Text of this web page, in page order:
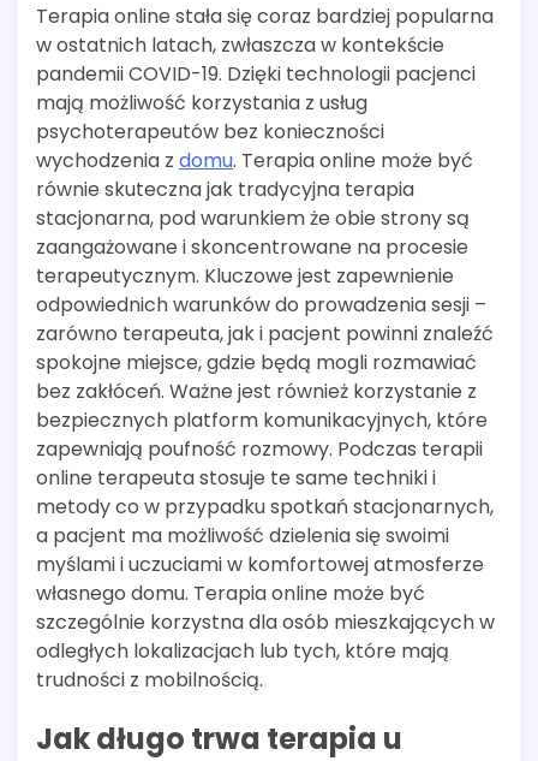
Terapia online stała się coraz bardziej popularna
w ostatnich latach, zwłaszcza w kontekście
pandemii COVID-19. Dzięki technologii pacjenci
mają możliwość korzystania z usług
psychoterapeutów bez konieczności
wychodzenia z domu. Terapia online może być
równie skuteczna jak tradycyjna terapia
stacjonarna, pod warunkiem że obie strony są
zaangażowane i skoncentrowane na procesie
terapeutycznym. Kluczowe jest zapewnienie
odpowiednich warunków do prowadzenia sesji –
zarówno terapeuta, jak i pacjent powinni znaleźć
spokojne miejsce, gdzie będą mogli rozmawiać
bez zakłóceń. Ważne jest również korzystanie z
bezpiecznych platform komunikacyjnych, które
zapewniają poufność rozmowy. Podczas terapii
online terapeuta stosuje te same techniki i
metody co w przypadku spotkań stacjonarnych,
a pacjent ma możliwość dzielenia się swoimi
myślami i uczuciami w komfortowej atmosferze
własnego domu. Terapia online może być
szczególnie korzystna dla osób mieszkających w
odległych lokalizacjach lub tych, które mają
trudności z mobilnością.
Jak długo trwa terapia u